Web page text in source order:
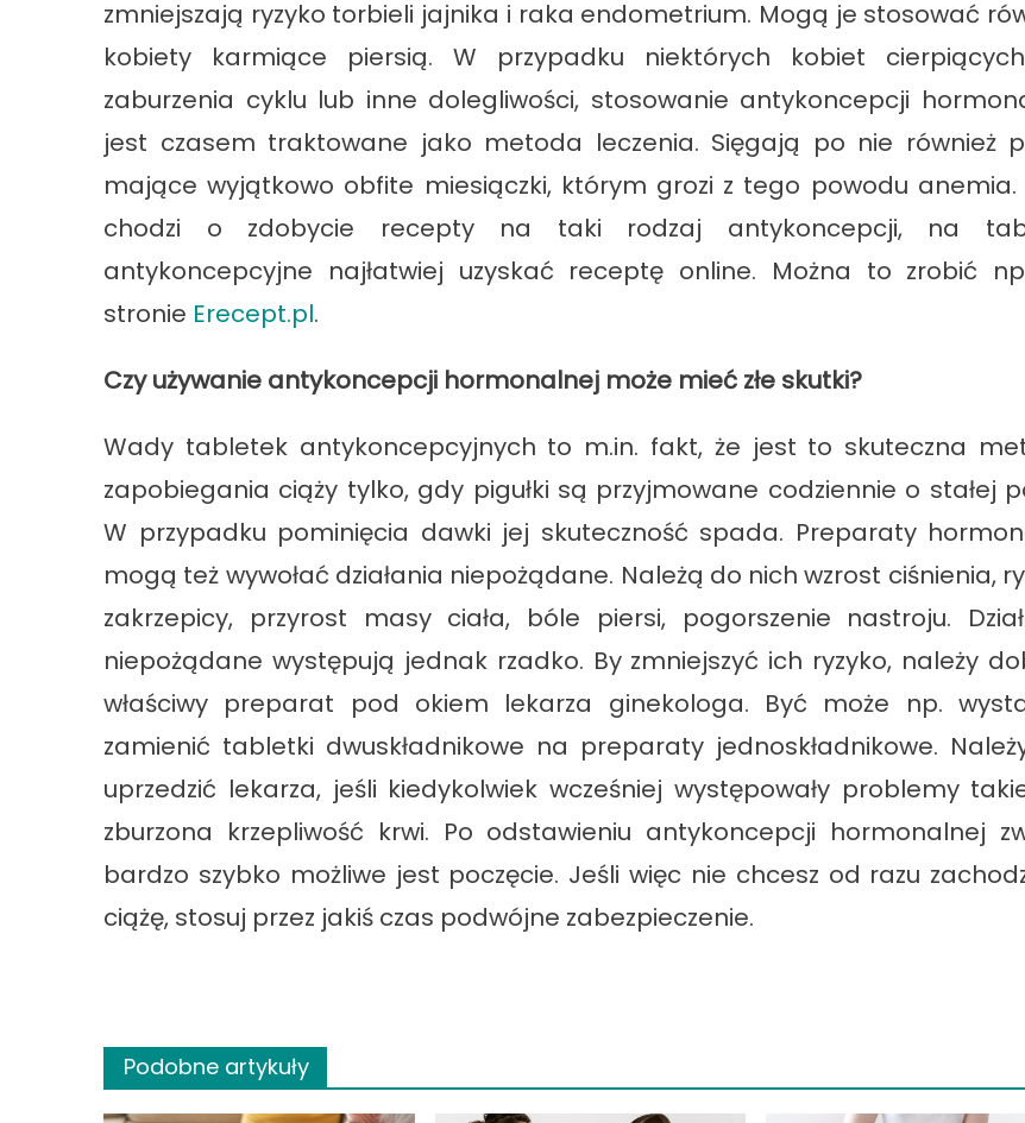
zmniejszają ryzyko torbieli jajnika i raka endometrium. Mogą je stosować
kobiety karmiące piersią. W przypadku niektórych kobiet
zaburzenia cyklu lub inne dolegliwości, stosowanie antykoncepcji
jest czasem traktowane jako metoda leczenia. Sięgają po nie również
mające wyjątkowo obfite miesiączki, którym grozi z tego powodu anemia.
chodzi o zdobycie recepty na taki rodzaj antykoncepcji, na
antykoncepcyjne najłatwiej uzyskać receptę online. Można to zrobić
stronie Erecept.pl.
Czy używanie antykoncepcji hormonalnej może mieć złe skutki?
Wady tabletek antykoncepcyjnych to m.in. fakt, że jest to skuteczna
zapobiegania ciąży tylko, gdy pigułki są przyjmowane codziennie o stałej
W przypadku pominięcia dawki jej skuteczność spada. Preparaty
mogą też wywołać działania niepożądane. Należą do nich wzrost ciśnienia,
zakrzepicy, przyrost masy ciała, bóle piersi, pogorszenie nastroju.
niepożądane występują jednak rzadko. By zmniejszyć ich ryzyko, należy
właściwy preparat pod okiem lekarza ginekologa. Być może np.
zamienić tabletki dwuskładnikowe na preparaty jednoskładnikowe.
uprzedzić lekarza, jeśli kiedykolwiek wcześniej występowały problemy
zburzona krzepliwość krwi. Po odstawieniu antykoncepcji hormonalnej
bardzo szybko możliwe jest poczęcie. Jeśli więc nie chcesz od razu
ciążę, stosuj przez jakiś czas podwójne zabezpieczenie.
Podobne artykuły